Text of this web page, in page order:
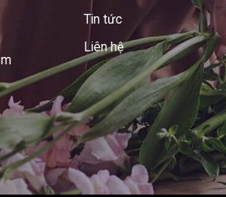
Tin tức
Liên hệ